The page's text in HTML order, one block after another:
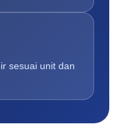
sesuai unit dan